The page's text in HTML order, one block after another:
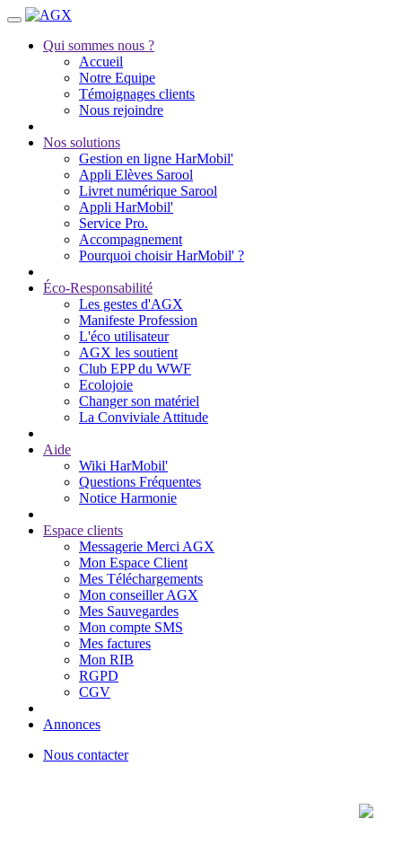
Qui sommes nous ?
Accueil
Notre Equipe
Témoignages clients
Nous rejoindre
Nos solutions
Gestion en ligne HarMobil'
Appli Elèves Sarool
Livret numérique Sarool
Appli HarMobil'
Service Pro.
Accompagnement
Pourquoi choisir HarMobil' ?
Éco-Responsabilité
Les gestes d'AGX
Manifeste Profession
L'éco utilisateur
AGX les soutient
Club EPP du WWF
Ecolojoie
Changer son matériel
La Conviviale Attitude
Aide
Wiki HarMobil'
Questions Fréquentes
Notice Harmonie
Espace clients
Messagerie Merci AGX
Mon Espace Client
Mes Téléchargements
Mon conseiller AGX
Mes Sauvegardes
Mon compte SMS
Mes factures
Mon RIB
RGPD
CGV
Annonces
Nous contacter